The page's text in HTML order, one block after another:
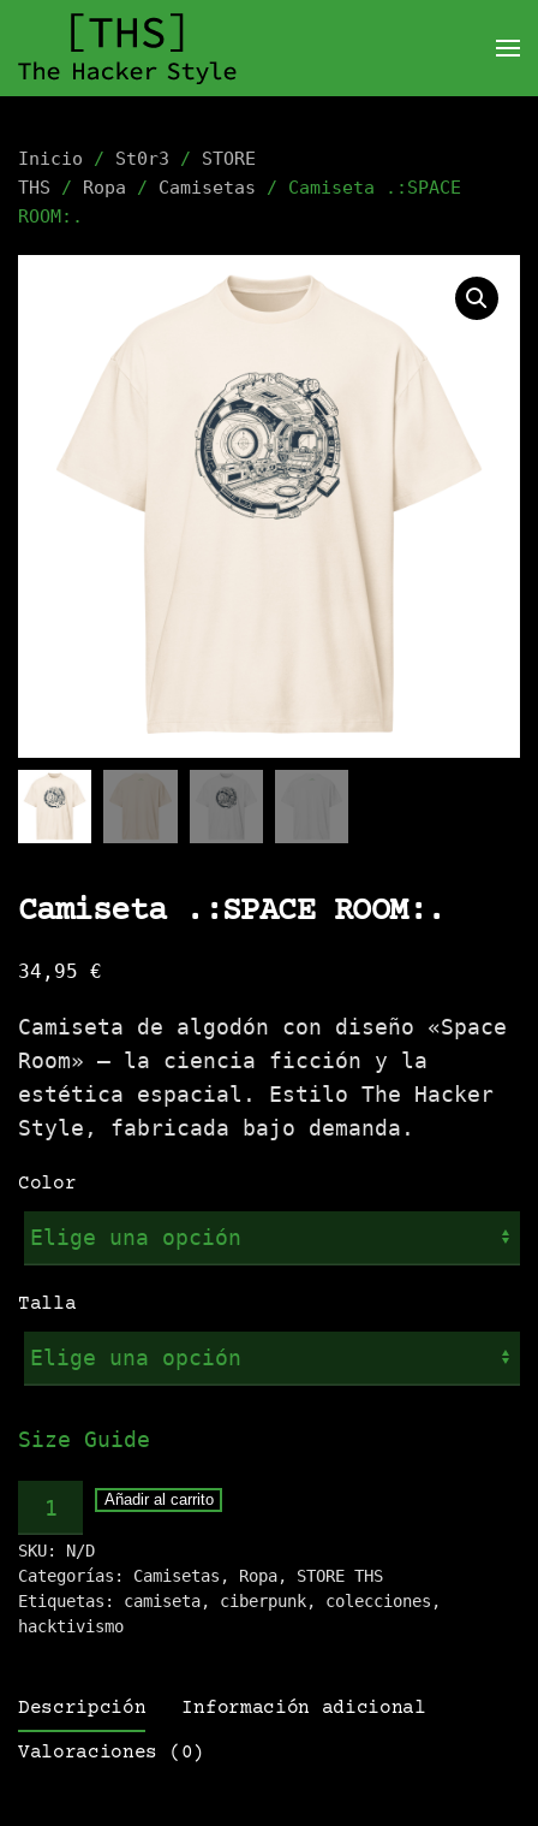
Inicio / St0r3 / STORE
THS / Ropa / Camisetas / Camiseta .:SPACE
ROOM:.
Camiseta .:SPACE ROOM:.
34,95 €
Camiseta de algodón con diseño «Space
Room» — la ciencia ficción y la
estética espacial. Estilo The Hacker
Style, fabricada bajo demanda.
Color
Talla
Size Guide
Camiseta
.:SPACE
ROOM:.
cantidad
Añadir al carrito
SKU: N/D
Categorías: Camisetas , Ropa, STORE THS
Etiquetas: camiseta, ciberpunk, colecciones ,
hacktivismo
Descripción Información adicional
Valoraciones (0)